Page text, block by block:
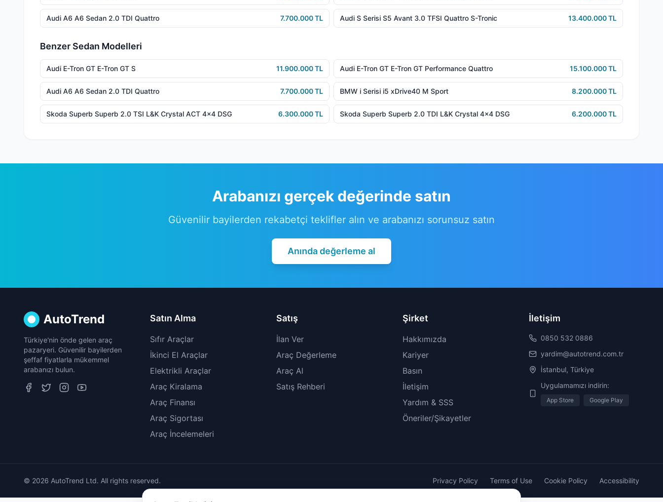
Audi A6 A6 Sedan 2.0 TDI Quattro 7.700.000 TL Audi S Serisi S5 Avant 3.0 TFSI Quattro S-Tronic 13.400.000 TL
Benzer Sedan Modelleri
Audi E-Tron GT E-Tron GT S 11.900.000 TL Audi E-Tron GT E-Tron GT Performance Quattro 15.100.000 TL
Audi A6 A6 Sedan 2.0 TDI Quattro 7.700.000 TL BMW i Serisi i5 xDrive40 M Sport 8.200.000 TL
Skoda Superb Superb 2.0 TSI L&K Crystal ACT 4x4 DSG 6.300.000 TL Skoda Superb Superb 2.0 TDI L&K Crystal 4x4 DSG 6.200.000 TL
Arabanızı gerçek değerinde satın
Güvenilir bayilerden rekabetçi teklifler alın ve arabanızı sorunsuz satın
Anında değerleme al
AutoTrend
Türkiye'nin önde gelen araç
pazaryeri. Güvenilir bayilerden
şeffaf fiyatlarla mükemmel
arabanızı bulun.
Satın Alma
Sıfır Araçlar
İkinci El Araçlar
Elektrikli Araçlar
Araç Kiralama
Araç Finansı
Araç Sigortası
Araç İncelemeleri
Satış
İlan Ver
Araç Değerleme
Araç Al
Satış Rehberi
Şirket
Hakkımızda
Kariyer
Basın
İletişim
Yardım & SSS
Öneriler/Şikayetler
İletişim
0850 532 0886
yardim@autotrend.com.tr
İstanbul, Türkiye
Uygulamamızı indirin:
App Store Google Play
© 2026 AutoTrend Ltd. All rights reserved. Privacy Policy Terms of Use Cookie Policy Accessibility